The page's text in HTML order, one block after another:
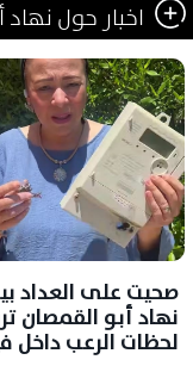
اخبار حول نهاد
صحيت على العداد
نهاد أبو القمصان
لحظات الرعب داخل